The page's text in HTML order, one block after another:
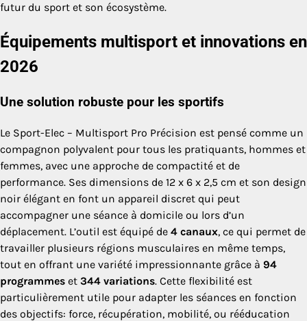
futur du sport et son écosystème.
Équipements multisport et innovations en
2026
Une solution robuste pour les sportifs
Le Sport-Elec – Multisport Pro Précision est pensé comme un
compagnon polyvalent pour tous les pratiquants, hommes et
femmes, avec une approche de compactité et de
performance. Ses dimensions de 12 x 6 x 2,5 cm et son design
noir élégant en font un appareil discret qui peut
accompagner une séance à domicile ou lors d’un
déplacement. L’outil est équipé de 4 canaux, ce qui permet de
travailler plusieurs régions musculaires en même temps,
tout en offrant une variété impressionnante grâce à 94
programmes et 344 variations. Cette flexibilité est
particulièrement utile pour adapter les séances en fonction
des objectifs: force, récupération, mobilité, ou rééducation